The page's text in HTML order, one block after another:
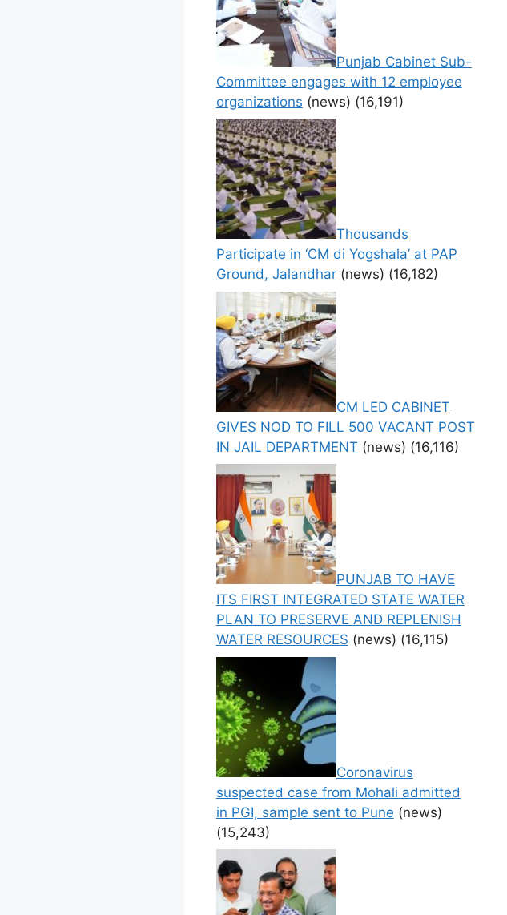
Punjab Cabinet Sub-
Committee engages with 12 employee
organizations (news) (16,191)
Thousands
Participate in ‘CM di Yogshala’ at PAP
Ground, Jalandhar (news) (16,182)
CM LED CABINET
GIVES NOD TO FILL 500 VACANT POST
IN JAIL DEPARTMENT (news) (16,116)
PUNJAB TO HAVE
ITS FIRST INTEGRATED STATE WATER
PLAN TO PRESERVE AND REPLENISH
WATER RESOURCES (news) (16,115)
Coronavirus
suspected case from Mohali admitted
in PGI, sample sent to Pune (news)
(15,243)